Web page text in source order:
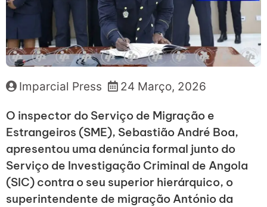
Imparcial Press 24 Março, 2026
O inspector do Serviço de Migração e
Estrangeiros (SME), Sebastião André Boa,
apresentou uma denúncia formal junto do
Serviço de Investigação Criminal de Angola
(SIC) contra o seu superior hierárquico, o
superintendente de migração António da